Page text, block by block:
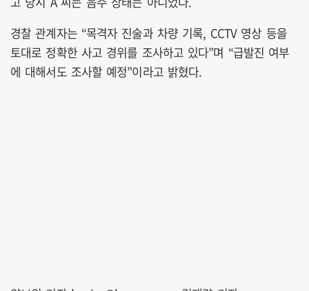
경찰 관계자는 “목격자 진술과 차량 기록, CCTV 영상 등을
토대로 정확한 사고 경위를 조사하고 있다”며 “급발진 여부
에 대해서도 조사할 예정”이라고 밝혔다.